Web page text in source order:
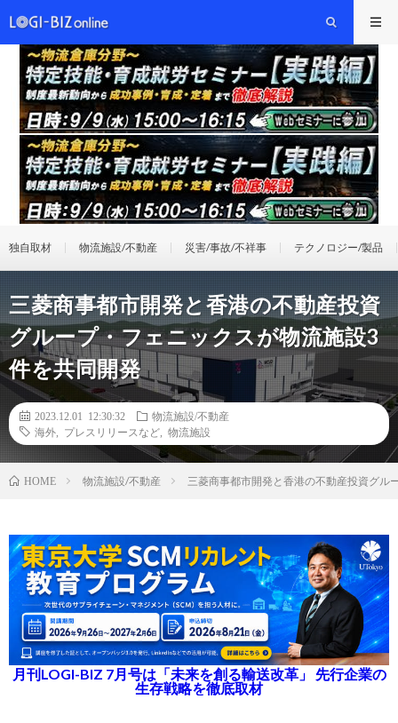
独自取材 物流施設/不動産 災害/事故/不祥事 テクノロジー/製品
三菱商事都市開発と香港の不動産投資
グループ・フェニックスが物流施設3
件を共同開発
2023.12.01 12:30:32
物流施設/不動産
海外
プレスリリースなど 物流施設
HOME 物流施設/不動産 三菱商事都市開発と香港の不動産投資グル
月刊LOGI-BIZ 7月号は「未来を創る輸送改革」 先行企業の
生存戦略を徹底取材